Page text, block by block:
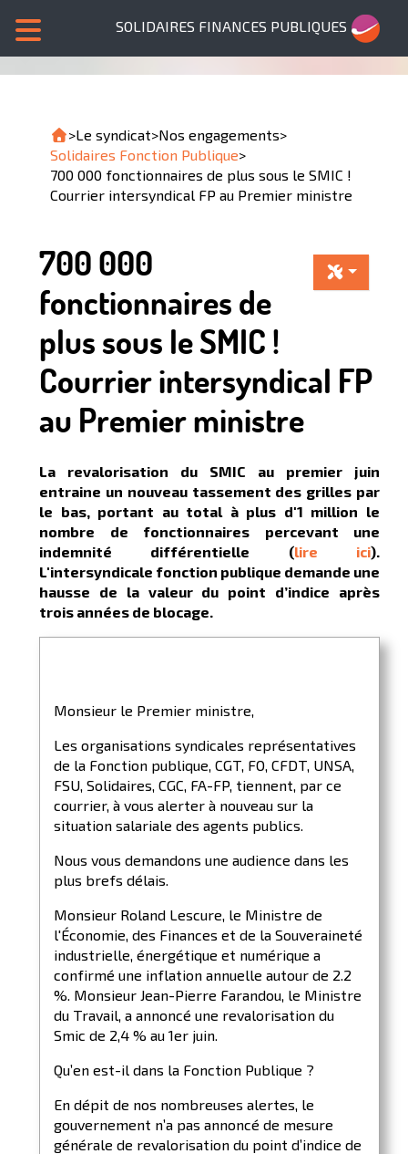
SOLIDAIRES FINANCES PUBLIQUES
>Le syndicat>Nos engagements>
Solidaires Fonction Publique>
700 000 fonctionnaires de plus sous le SMIC !
Courrier intersyndical FP au Premier ministre
700 000
fonctionnaires de
plus sous le SMIC !
Courrier intersyndical FP
au Premier ministre
La revalorisation du SMIC au premier juin
entraine un nouveau tassement des grilles par
le bas, portant au total à plus d'1 million le
nombre de fonctionnaires percevant une
indemnité différentielle (lire ici).
L'intersyndicale fonction publique demande une
hausse de la valeur du point d’indice après
trois années de blocage.
Monsieur le Premier ministre,
Les organisations syndicales représentatives
de la Fonction publique, CGT, FO, CFDT, UNSA,
FSU, Solidaires, CGC, FA-FP, tiennent, par ce
courrier, à vous alerter à nouveau sur la
situation salariale des agents publics.
Nous vous demandons une audience dans les
plus brefs délais.
Monsieur Roland Lescure, le Ministre de
l'Économie, des Finances et de la Souveraineté
industrielle, énergétique et numérique a
confirmé une inflation annuelle autour de 2.2
%. Monsieur Jean-Pierre Farandou, le Ministre
du Travail, a annoncé une revalorisation du
Smic de 2,4 % au 1er juin.
Qu’en est-il dans la Fonction Publique ?
En dépit de nos nombreuses alertes, le
gouvernement n’a pas annoncé de mesure
générale de revalorisation du point d’indice de